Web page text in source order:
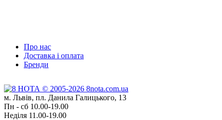
Про нас
Доставка і оплата
Бренди
м. Львів, пл. Данила Галицького, 13
Пн - сб 10.00-19.00
Неділя 11.00-19.00